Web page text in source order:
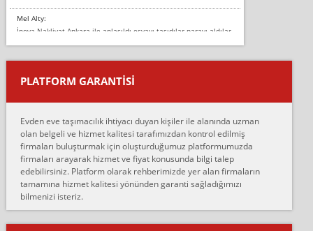
Mel Alty:
İnova Nakliyat Ankara ile anlaşıldı eşyayı taşıdılar parayı aldılar.
Salon duvarına bir baktım birisi boydan alüminyum renkli bantı
yapıştırm...
Murat:
çalıştıklarını, müş...
Ahmet:
Lüleburgaz güngünes evden eve naklyat eşyalarımı taşımak için
anlaştık sabah eve geldiklerinde de eşyalarımı düzgün şekilde
sarcaz demelerine r...
mehmet güldü:
Ankara ALİCANLAR NAKLİYAT Tutarsız ve ticari ahlak problemleri
PLATFORM GARANTİSİ
Evden eve taşımacılık ihtiyacı duyan kişiler ile alanında uzman
olan belgeli ve hizmet kalitesi tarafımızdan kontrol edilmiş
firmaları buluşturmak için oluşturduğumuz platformumuzda
firmaları arayarak hizmet ve fiyat konusunda bilgi talep
edebilirsiniz. Platform olarak rehberimizde yer alan firmaların
tamamına hizmet kalitesi yönünden garanti sağladığımızı
bilmenizi isteriz.